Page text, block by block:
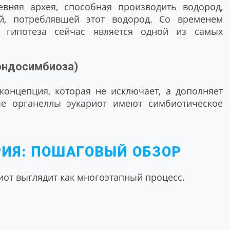
архея, способная производить водород,
потреблявшей этот водород. Со временем
сейчас является одной из самых
которая не исключает, а дополняет
органеллы эукариот имеют симбиотическое
ПОШАГОВЫЙ ОБЗОР
выглядит как многоэтапный процесс.